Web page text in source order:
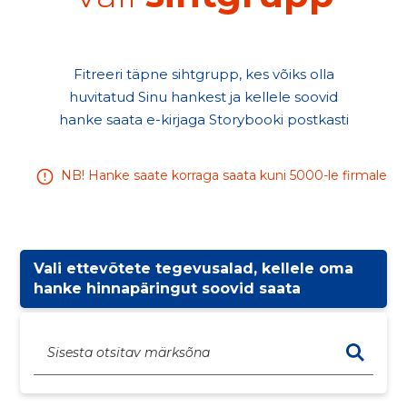
Fitreeri täpne sihtgrupp, kes võiks olla
huvitatud Sinu hankest ja kellele soovid
hanke saata e-kirjaga Storybooki postkasti
NB! Hanke saate korraga saata kuni 5000-le firmale
Vali ettevõtete tegevusalad, kellele oma
hanke hinnapäringut soovid saata
Soovin hanke saata sihtgrupile.
EDASI
mustandid on kättesaadavad töölaual.
hange on saadetud teele.